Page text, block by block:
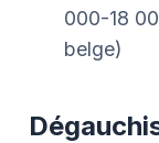
000-18
belge)